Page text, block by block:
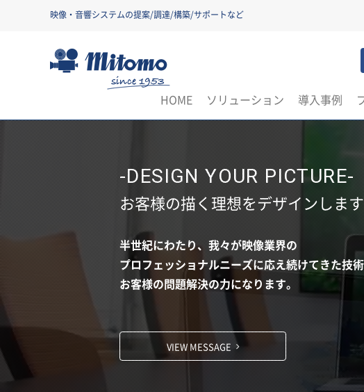
映像・音響システムの提案/調達/構築/サポートなど
HOME ソリューション 導入事例
-DESIGN YOUR PICTURE-
お客様の描く理想をデザインします
半世紀にわたり、我々が映像業界の
プロフェッショナルニーズに応え続けてきた技
お客様の問題解決の力になります。
VIEW MESSAGE